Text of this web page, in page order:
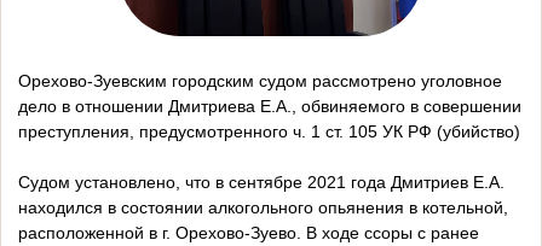
Орехово-Зуевским городским судом рассмотрено уголовное
дело в отношении Дмитриева Е.А., обвиняемого в совершении
преступления, предусмотренного ч. 1 ст. 105 УК РФ (убийство)
Судом установлено, что в сентябре 2021 года Дмитриев Е.А.
находился в состоянии алкогольного опьянения в котельной,
расположенной в г. Орехово-Зуево. В ходе ссоры с ранее